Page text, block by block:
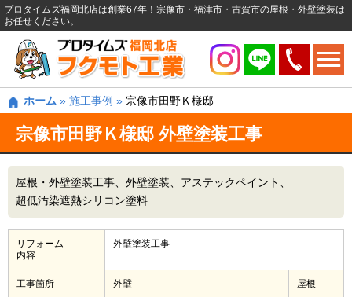
プロタイムズ福岡北店は創業67年！宗像市・福津市・古賀市の屋根・外壁塗装は
お任せください。
ホーム » 施工事例 » 宗像市田野Ｋ様邸
宗像市田野Ｋ様邸 外壁塗装工事
屋根・外壁塗装工事 外壁塗装
アステックペイント
超低汚染遮熱シリコン塗料
リフォーム
内容
外壁塗装工事
工事箇所 外壁 屋根